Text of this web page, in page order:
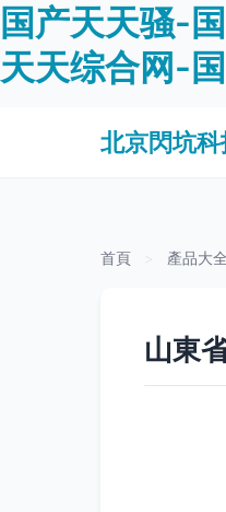
国产天天骚-
天天综合网-
北京閃坑科
首頁 產品大全
山東